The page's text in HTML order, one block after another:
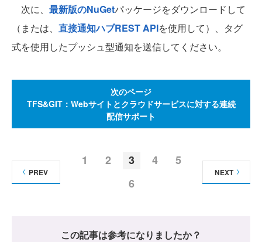
次に、 最新版のNuGetパッケージをダウンロードして
（または、 直接通知ハブREST APIを使用して）、タグ
式を使用したプッシュ型通知を送信してください。
次のページ
TFS&GIT：Webサイトとクラウドサービスに対する連続
配信サポート
1 2 3 4
5
6
PREV NEXT
この記事は参考になりましたか？